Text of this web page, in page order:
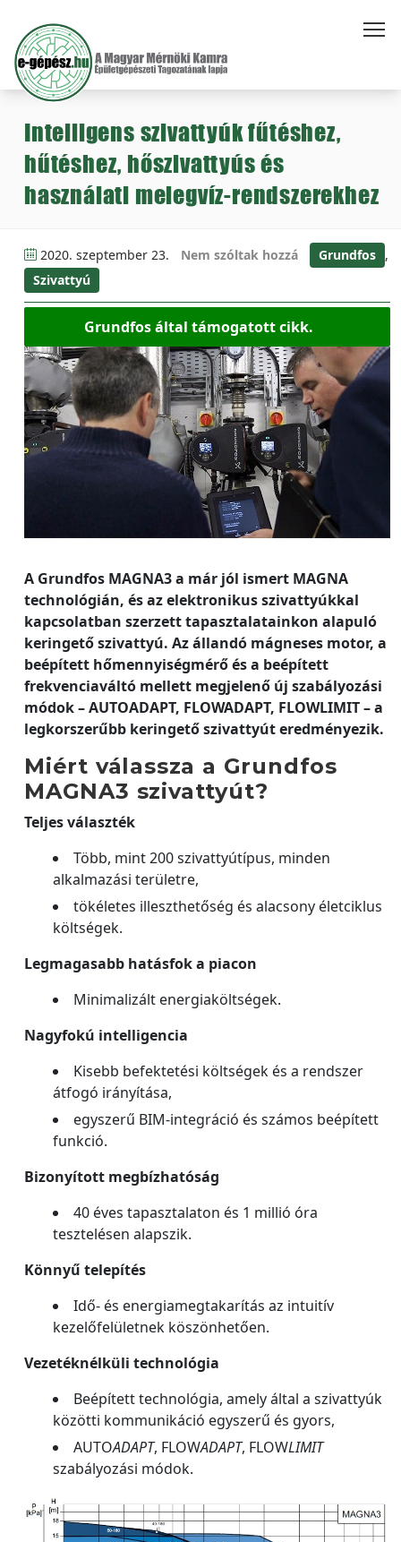
Intelligens szivattyúk fűtéshez,
hűtéshez, hőszivattyús és
használati melegvíz-rendszerekhez
2020. szeptember 23. Nem szóltak hozzá Grundfos ,
Szivattyú
Grundfos által támogatott cikk.
A Grundfos MAGNA3 a már jól ismert MAGNA
technológián, és az elektronikus szivattyúkkal
kapcsolatban szerzett tapasztalatainkon alapuló
keringető szivattyú. Az állandó mágneses motor, a
beépített hőmennyiségmérő és a beépített
frekvenciaváltó mellett megjelenő új szabályozási
módok – AUTOADAPT, FLOWADAPT, FLOWLIMIT – a
legkorszerűbb keringető szivattyút eredményezik.
Miért válassza a Grundfos
MAGNA3 szivattyút?
Teljes választék
Több, mint 200 szivattyútípus, minden
alkalmazási területre,
tökéletes illeszthetőség és alacsony életciklus
költségek.
Legmagasabb hatásfok a piacon
Minimalizált energiaköltségek.
Nagyfokú intelligencia
Kisebb befektetési költségek és a rendszer
átfogó irányítása,
egyszerű BIM-integráció és számos beépített
funkció.
Bizonyított megbízhatóság
40 éves tapasztalaton és 1 millió óra
tesztelésen alapszik.
Könnyű telepítés
Idő- és energiamegtakarítás az intuitív
kezelőfelületnek köszönhetően.
Vezetéknélküli technológia
Beépített technológia, amely által a szivattyúk
közötti kommunikáció egyszerű és gyors,
AUTOADAPT, FLOWADAPT, FLOWLIMIT
szabályozási módok.